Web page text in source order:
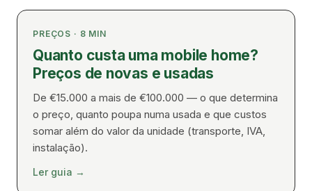
PREÇOS · 8 MIN
Quanto custa uma mobile home?
Preços de novas e usadas
De €15.000 a mais de €100.000 — o que determina
o preço, quanto poupa numa usada e que custos
somar além do valor da unidade (transporte, IVA,
instalação).
Ler guia →